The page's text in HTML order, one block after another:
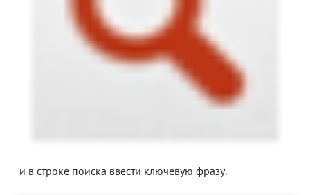
и в строке поиска ввести ключевую фразу.